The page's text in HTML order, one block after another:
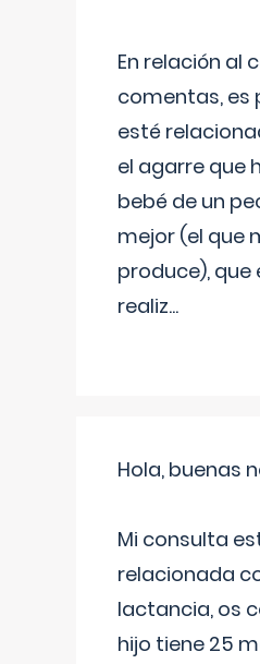
En relación al
comentas, es
esté
el agarre que
bebé de un
mejor (el que
produce), que
realiz...
Hola, buenas
Mi consulta
relacionada
lactancia, os
hijo tiene 25